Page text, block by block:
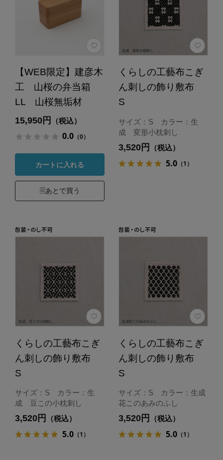
【WEB限定】建彦木
工 山桜の弁当箱
LL 山桜無垢材
15,950円 （税込）
0.0（0）
カートに入れる
あとで買う
くらしの工藝布こぎ
ん刺しの飾り敷布
S
サイズ：S カラー：生
成 変形小枕刺し
3,520円 （税込）
5.0（1）
くらしの工藝布こぎ
ん刺しの飾り敷布
S
サイズ：S カラー：生
成 豆この小枕刺し
3,520円 （税込）
5.0（1）
くらしの工藝布こぎ
ん刺しの飾り敷布
S
サイズ：S カラー：生成
花このあみのふし
3,520円 （税込）
5.0（1）